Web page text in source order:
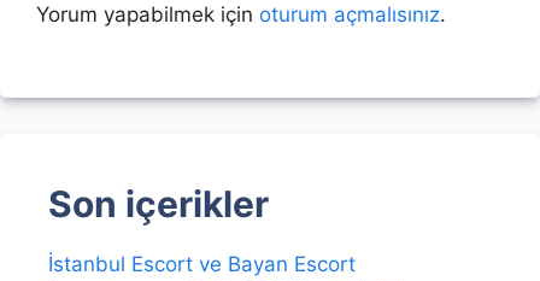
Yorum yapabilmek için oturum açmalısınız.
Son içerikler
İstanbul Escort ve Bayan Escort